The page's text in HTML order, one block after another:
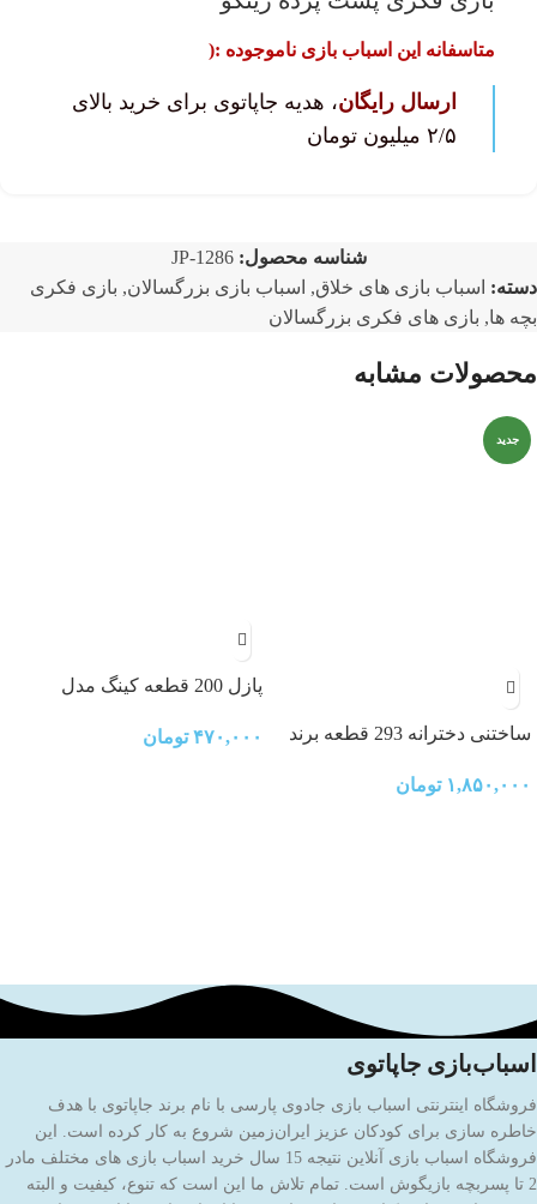
متاسفانه این اسباب بازی ناموجوده :(
ارسال رایگان، هدیه جاپاتوی برای خرید بالای
۲/۵ میلیون تومان
شناسه محصول:JP-1286
دسته: اسباب بازی های خلاق, اسباب بازی بزرگسالان, بازی فکری
بچه ها, بازی های فکری بزرگسالان
محصولات مشابه
جدید
ساختنی دخترانه 293 قطعه برند
۱,۸۵۰,۰۰۰ تومان
پازل 200 قطعه کینگ مدل
۴۷۰,۰۰۰ تومان
اسباب‌بازی جاپاتوی
فروشگاه اینترنتی اسباب بازی جادوی پارسی با نام برند جاپاتوی با هدف
خاطره سازی برای کودکان عزیز ایران‌زمین شروع به کار کرده است. این
فروشگاه اسباب بازی آنلاین نتیجه 15 سال خرید اسباب بازی های مختلف مادر
2 تا پسربچه بازیگوش است. تمام تلاش ما این است که تنوع، کیفیت و البته